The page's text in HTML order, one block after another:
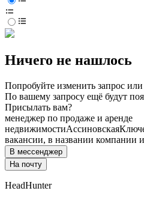
Ничего не нашлось
Попробуйте изменить запрос
По вашему запросу ещё будут
Присылать вам?
менеджер по продаже и аренде
недвижимостиАссиновская
вакансии, в названии компании
В мессенджер
На почту
HeadHunter